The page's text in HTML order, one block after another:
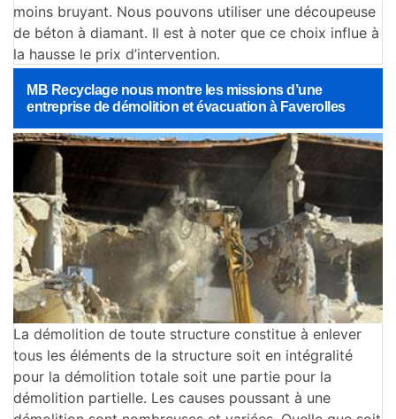
moins bruyant. Nous pouvons utiliser une découpeuse
de béton à diamant. Il est à noter que ce choix influe à
la hausse le prix d’intervention.
MB Recyclage nous montre les missions d’une
entreprise de démolition et évacuation à Faverolles
La démolition de toute structure constitue à enlever
tous les éléments de la structure soit en intégralité
pour la démolition totale soit une partie pour la
démolition partielle. Les causes poussant à une